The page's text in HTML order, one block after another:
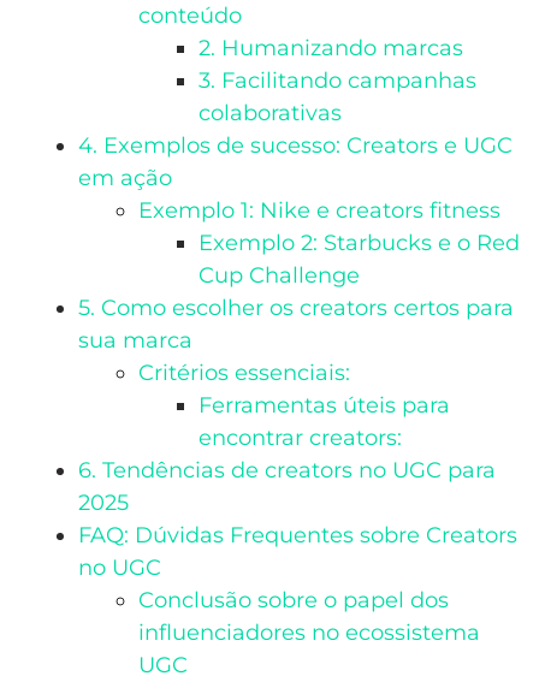
conteúdo
2. Humanizando marcas
3. Facilitando campanhas
colaborativas
4. Exemplos de sucesso: Creators e UGC
em ação
Exemplo 1: Nike e creators fitness
Exemplo 2: Starbucks e o Red
Cup Challenge
5. Como escolher os creators certos para
sua marca
Critérios essenciais:
Ferramentas úteis para
encontrar creators:
6. Tendências de creators no UGC para
2025
FAQ: Dúvidas Frequentes sobre Creators
no UGC
Conclusão sobre o papel dos
influenciadores no ecossistema
UGC